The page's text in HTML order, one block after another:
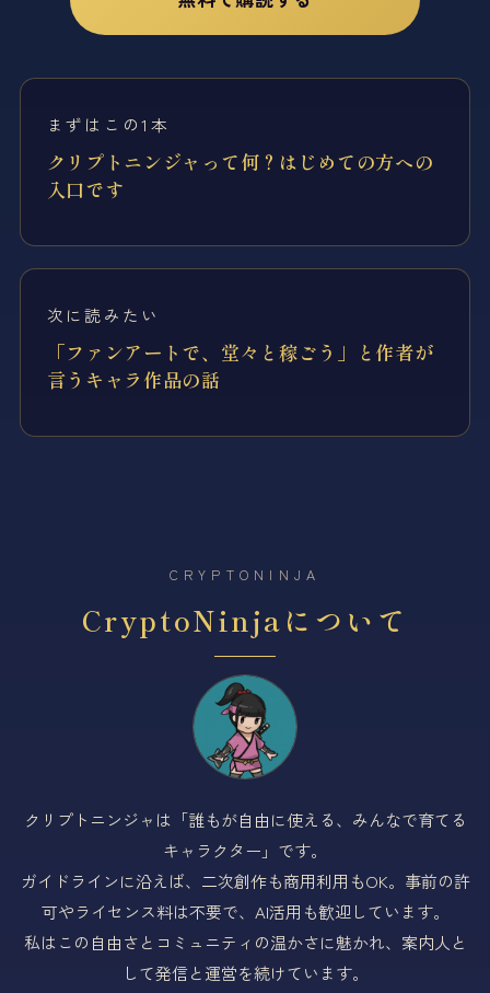
まずはこの1本
クリプトニンジャって何？はじめての方への
入口です
次に読みたい
「ファンアートで、堂々と稼ごう」と作者が
言うキャラ作品の話
CRYPTONINJA
CryptoNinjaについて
クリプトニンジャは「誰もが自由に使える、みんなで育てる
キャラクター」です。
ガイドラインに沿えば、二次創作も商用利用もOK。事前の許
可やライセンス料は不要で、AI活用も歓迎しています。
私はこの自由さとコミュニティの温かさに魅かれ、案内人と
して発信と運営を続けています。